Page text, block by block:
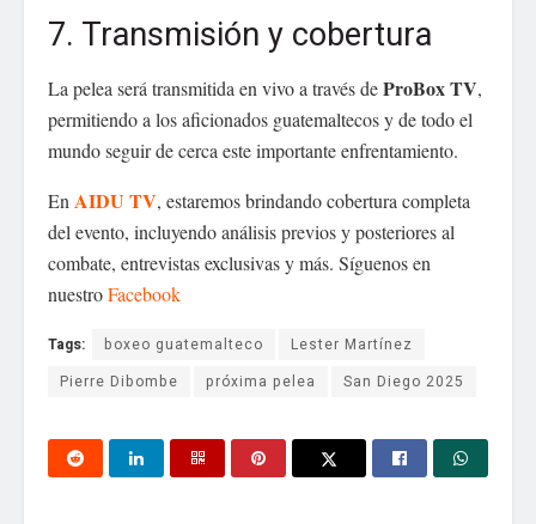
7. Transmisión y cobertura
La pelea será transmitida en vivo a través deProBox TV,
permitiendo a los aficionados guatemaltecos y de todo el
mundo seguir de cerca este importante enfrentamiento.
En AIDU TV, estaremos brindando cobertura completa
del evento, incluyendo análisis previos y posteriores al
combate, entrevistas exclusivas y más. Síguenos en
nuestroFacebook
Tags: boxeo guatemalteco
Lester Martínez
Pierre Dibombe
próxima pelea San Diego 2025